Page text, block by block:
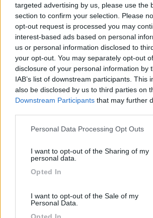
targeted advertising by us, please use the
section to confirm your selection. Please
opt-out request is processed you may
interest-based ads based on personal
us or personal information disclosed to
your opt-out. You may separately opt-out
disclosure of your personal information by
IAB’s list of downstream participants. This
also be disclosed by us to third parties on
Downstream Participants that may further
Please note that this website/app uses one
not limited to your visit or usage behaviour.
grant or deny consent to Google and its
use your data for below specified purposes
Personal Data Processing Opt Outs
I want to opt-out of the Sharing of my
personal data.
Opted In
I want to opt-out of the Sale of my
Personal Data.
Opted In
Inserito il 18/09/2020 alle:15:19:59
A Roma ce ne sono molti, pericolosi per se
Ormai sono abituato al delirio
Pace, salute, serenità
dielle6971
1098
Inserito il 18/09/2020 alle:15:50:12
monopattino non ci andrei MAI ( in bici
Poi su quella ciclabile vedi anche mezzi
di dover battere il record di velocità che,
più pericolosi.
Dielle family